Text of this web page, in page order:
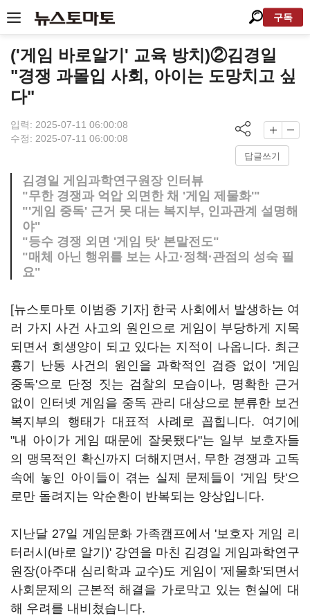
구독
('게임 바로알기' 교육 방치)②김경일
"경쟁 과몰입 사회, 아이는 도망치고 싶
다"
입력: 2025-07-11 06:00:08
수정: 2025-07-11 06:00:08
답글쓰기
김경일 게임과학연구원장 인터뷰
"무한 경쟁과 억압 외면한 채 '게임 제물화'"
"'게임 중독' 근거 못 대는 복지부, 인과관계 설명해
야"
"등수 경쟁 외면 '게임 탓' 본말전도"
"매체 아닌 행위를 보는 사고·정책·관점의 성숙 필
요"
[뉴스토마토 이범종 기자] 한국 사회에서 발생하는 여
러 가지 사건 사고의 원인으로 게임이 부당하게 지목
되면서 희생양이 되고 있다는 지적이 나옵니다. 최근
흉기 난동 사건의 원인을 과학적인 검증 없이 '게임
중독'으로 단정 짓는 검찰의 모습이나, 명확한 근거
없이 인터넷 게임을 중독 관리 대상으로 분류한 보건
복지부의 행태가 대표적 사례로 꼽힙니다. 여기에
"내 아이가 게임 때문에 잘못됐다"는 일부 보호자들
의 맹목적인 확신까지 더해지면서, 무한 경쟁과 고독
속에 놓인 아이들이 겪는 실제 문제들이 '게임 탓'으
로만 돌려지는 악순환이 반복되는 양상입니다.
지난달 27일 게임문화 가족캠프에서 '보호자 게임 리
터러시(바로 알기)' 강연을 마친 김경일 게임과학연구
원장(아주대 심리학과 교수)도 게임이 '제물화'되면서
사회문제의 근본적 해결을 가로막고 있는 현실에 대
해 우려를 내비쳤습니다.